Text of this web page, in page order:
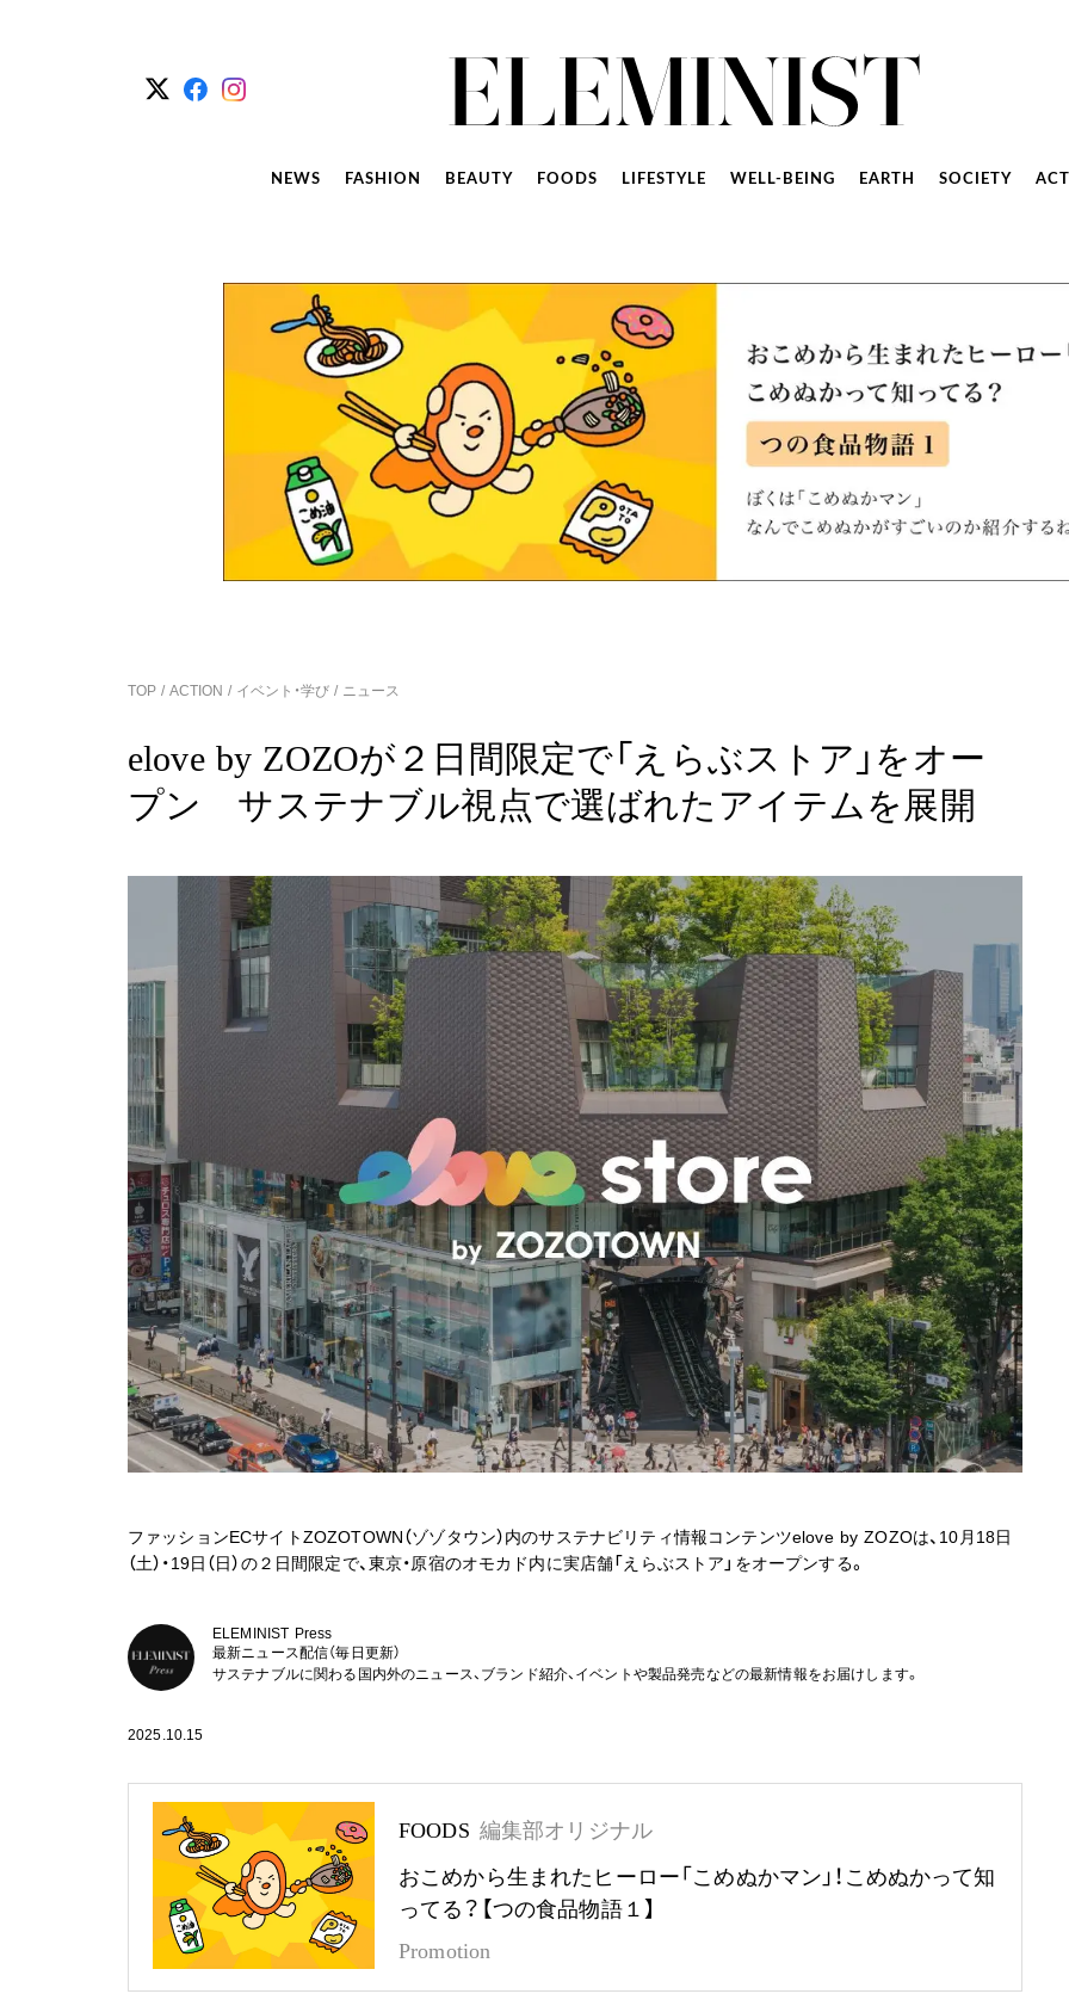
NEWS FASHION BEAUTY FOODS LIFESTYLE WELL-BEING EARTH SOCIETY
TOP ACTION イベント・学び ニュース
elove by ZOZOが２日間限定で「えらぶストア」をオー
プン サステナブル視点で選ばれたアイテムを展開
ファッションECサイトZOZOTOWN（ゾゾタウン）内のサステナビリティ情報コンテンツelove by ZOZOは、10月18日
（土）・19日（日）の２日間限定で、東京・原宿のオモカド内に実店舗「えらぶストア」をオープンする。
ELEMINIST Press
最新ニュース配信（毎日更新）
サステナブルに関わる国内外のニュース、ブランド紹介、イベントや製品発売などの最新情報をお届けします。
2025.10.15
FOODS 編集部オリジナル
おこめから生まれたヒーロー「こめぬかマン」！こめぬかって知
ってる？【つの食品物語１】
Promotion